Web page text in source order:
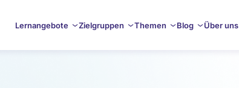
Lernangebote Zielgruppen Themen Blog Über uns